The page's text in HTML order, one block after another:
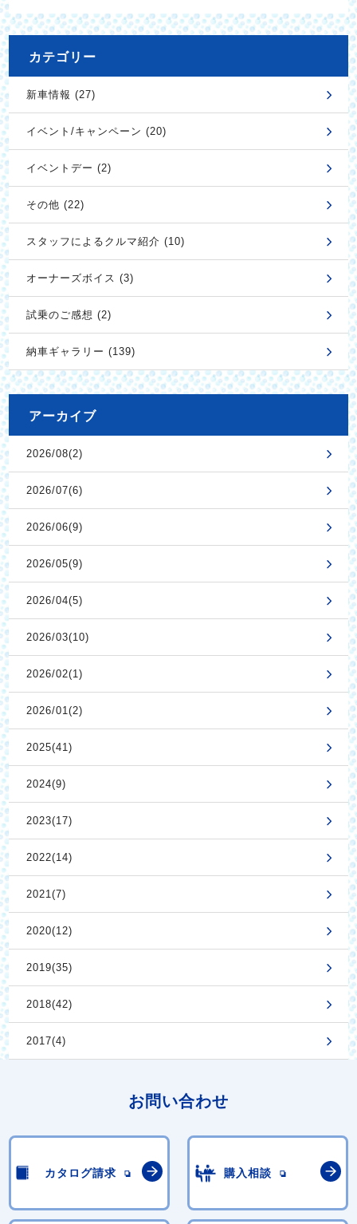
カテゴリー
新車情報 (27)
イベント/キャンペーン (20)
イベントデー (2)
その他 (22)
スタッフによるクルマ紹介 (10)
オーナーズボイス (3)
試乗のご感想 (2)
納車ギャラリー (139)
アーカイブ
2026/08(2)
2026/07(6)
2026/06(9)
2026/05(9)
2026/04(5)
2026/03(10)
2026/02(1)
2026/01(2)
2025(41)
2024(9)
2023(17)
2022(14)
2021(7)
2020(12)
2019(35)
2018(42)
2017(4)
お問い合わせ
カタログ請求 購入相談